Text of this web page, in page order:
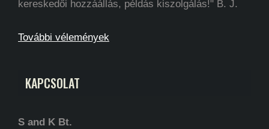
kereskedői hozzáállás, példás kiszolgálás!" B. J.
További vélemények
KAPCSOLAT
S and K Bt.